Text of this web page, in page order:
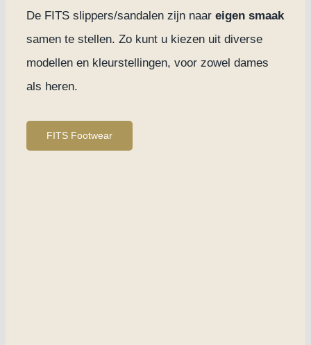
De FITS slippers/sandalen zijn naar eigen smaak
samen te stellen. Zo kunt u kiezen uit diverse
modellen en kleurstellingen, voor zowel dames
als heren.
FITS Footwear